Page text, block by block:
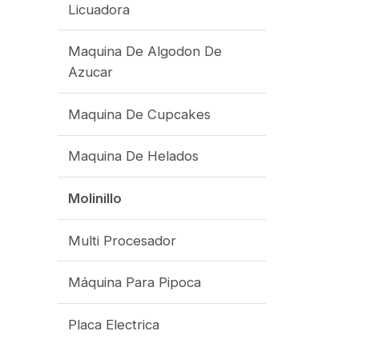
Licuadora
Maquina De Algodon De
Azucar
Maquina De Cupcakes
Maquina De Helados
Molinillo
Multi Procesador
Máquina Para Pipoca
Placa Electrica